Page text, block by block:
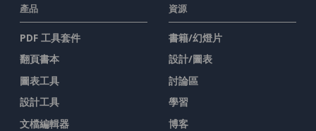
產品
PDF 工具套件
翻頁書本
圖表工具
設計工具
文檔編輯器
資源
書籍/幻燈片
設計/圖表
討論區
學習
博客